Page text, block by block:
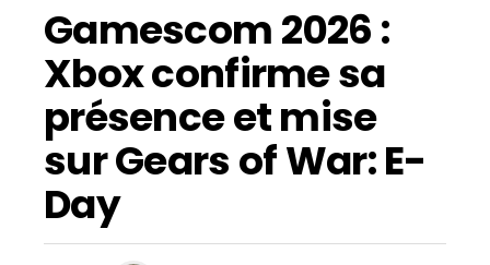
Gamescom 2026 :
Xbox confirme sa
présence et mise
sur Gears of War: E-
Day